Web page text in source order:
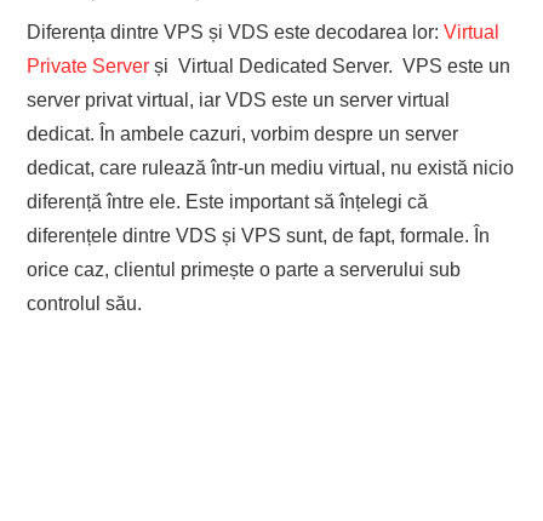
Diferența dintre VPS și VDS este decodarea lor:Virtual
Private Server și Virtual Dedicated Server. VPS este un
server privat virtual, iar VDS este un server virtual
dedicat. În ambele cazuri, vorbim despre un server
dedicat, care rulează într-un mediu virtual, nu există nicio
diferență între ele. Este important să înțelegi că
diferențele dintre VDS și VPS sunt, de fapt, formale. În
orice caz, clientul primește o parte a serverului sub
controlul său.